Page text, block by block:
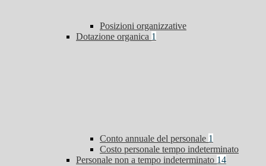
Posizioni organizzative
Dotazione organica 1
Conto annuale del personale 1
Costo personale tempo indeterminato
Personale non a tempo indeterminato 14